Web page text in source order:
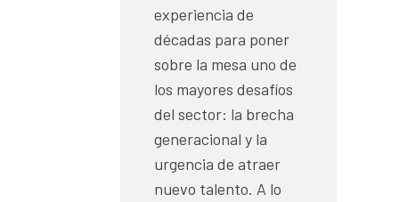
experiencia de
décadas para poner
sobre la mesa uno de
los mayores desafíos
del sector: la brecha
generacional y la
urgencia de atraer
nuevo talento. A lo